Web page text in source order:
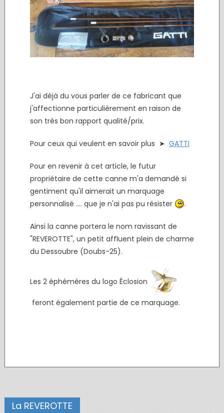
J'ai déjà du vous parler de ce fabricant que
j'affectionne particulièrement en raison de
son très bon rapport qualité/prix.
Pour ceux qui veulent en savoir plus ➤ GATTI
Pour en revenir à cet article, le futur
propriétaire de cette canne m'a demandé si
gentiment qu'il aimerait un marquage
personnalisé .... que je n'ai pas pu résister
.
Ainsi la canne portera le nom ravissant de
"REVEROTTE", un petit affluent plein de charme
du Dessoubre (Doubs-25).
Les 2 éphémères du logo Éclosion
feront également partie de ce marquage.
La REVEROTTE